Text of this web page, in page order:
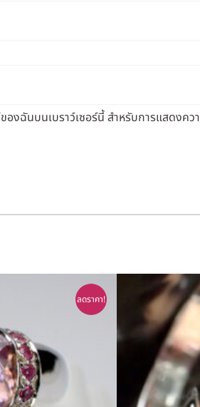
องฉันบนเบราว์เซอร์นี้ สำหรับการแสดงคว
ลดราคา!